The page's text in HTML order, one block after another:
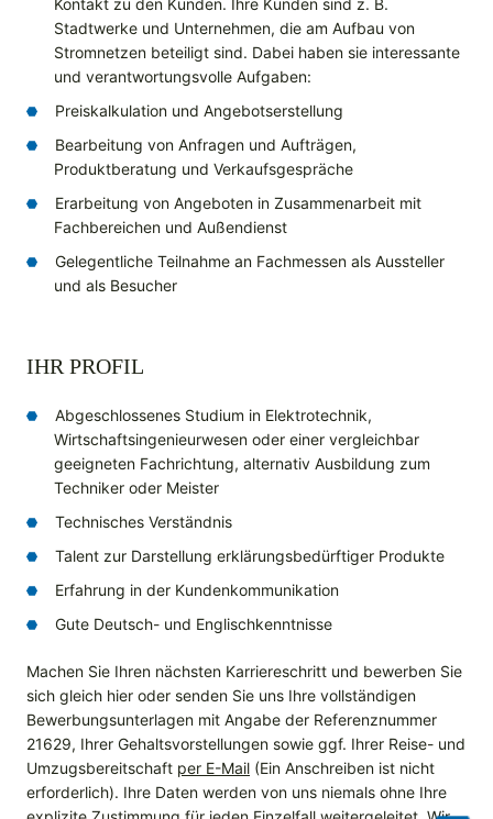
Kontakt zu den Kunden. Ihre Kunden sind z. B.
Stadtwerke und Unternehmen, die am Aufbau von
Stromnetzen beteiligt sind. Dabei haben sie interessante
und verantwortungsvolle Aufgaben:
Preiskalkulation und Angebotserstellung
Bearbeitung von Anfragen und Aufträgen,
Produktberatung und Verkaufsgespräche
Erarbeitung von Angeboten in Zusammenarbeit mit
Fachbereichen und Außendienst
Gelegentliche Teilnahme an Fachmessen als Aussteller
und als Besucher
IHR PROFIL
Abgeschlossenes Studium in Elektrotechnik,
Wirtschaftsingenieurwesen oder einer vergleichbar
geeigneten Fachrichtung, alternativ Ausbildung zum
Techniker oder Meister
Technisches Verständnis
Talent zur Darstellung erklärungsbedürftiger Produkte
Erfahrung in der Kundenkommunikation
Gute Deutsch- und Englischkenntnisse
Machen Sie Ihren nächsten Karriereschritt und bewerben Sie
sich gleich hier oder senden Sie uns Ihre vollständigen
Bewerbungsunterlagen mit Angabe der Referenznummer
21629, Ihrer Gehaltsvorstellungen sowie ggf. Ihrer Reise- und
Umzugsbereitschaft per E-Mail (Ein Anschreiben ist nicht
erforderlich). Ihre Daten werden von uns niemals ohne Ihre